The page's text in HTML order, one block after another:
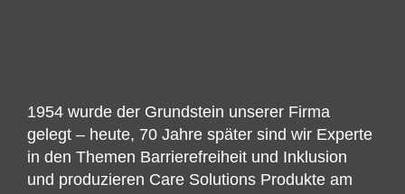
1954 wurde der Grundstein unserer Firma
gelegt – heute, 70 Jahre später sind wir Experte
in den Themen Barrierefreiheit und Inklusion
und produzieren Care Solutions Produkte am